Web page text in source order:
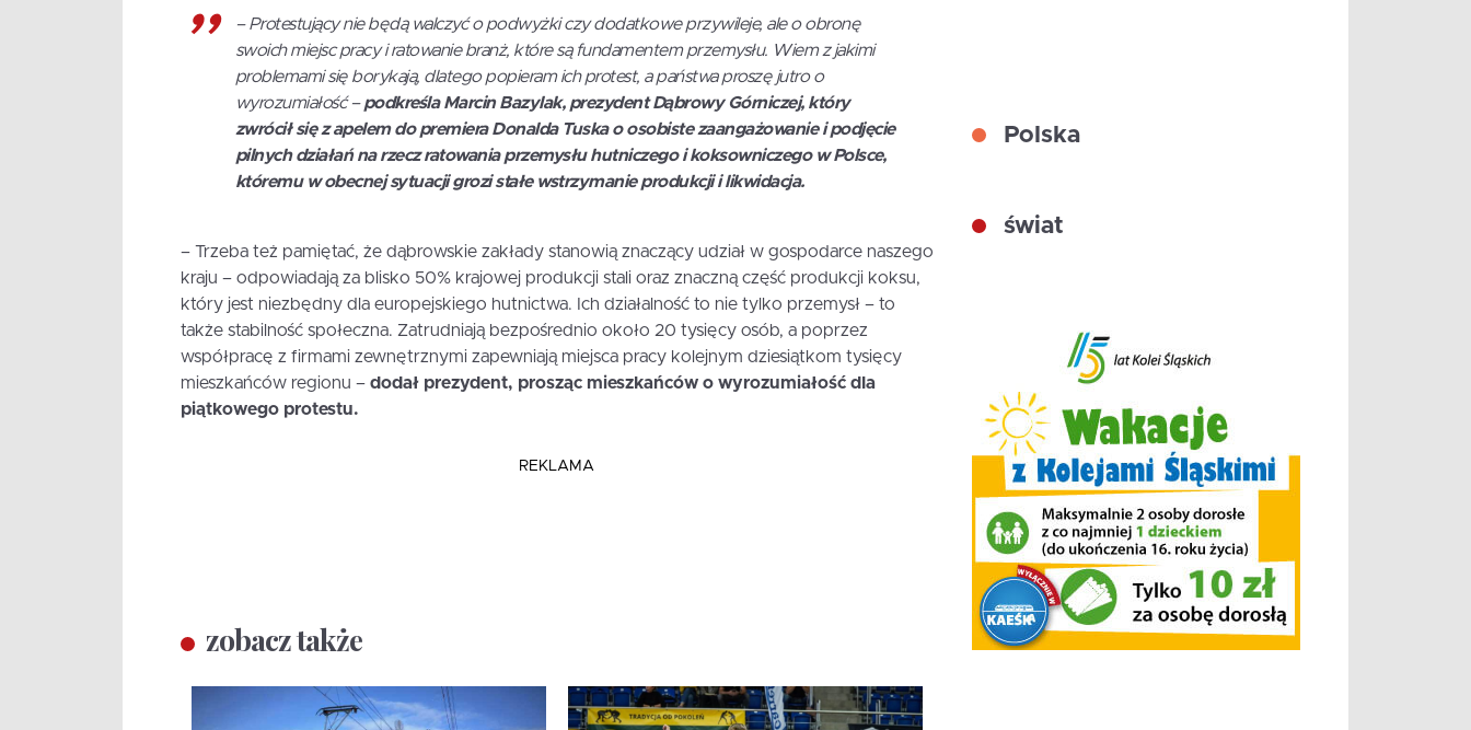
– Protestujący nie będą walczyć o podwyżki czy dodatkowe przywileje, ale o obronę
swoich miejsc pracy i ratowanie branż, które są fundamentem przemysłu. Wiem z jakimi
problemami się borykają, dlatego popieram ich protest, a państwa proszę jutro o
wyrozumiałość –podkreśla Marcin Bazylak, prezydent Dąbrowy Górniczej, który
zwrócił się z apelem do premiera Donalda Tuska o osobiste zaangażowanie i podjęcie
pilnych działań na rzecz ratowania przemysłu hutniczego i koksowniczego w Polsce,
któremu w obecnej sytuacji grozi stałe wstrzymanie produkcji i likwidacja.
– Trzeba też pamiętać, że dąbrowskie zakłady stanowią znaczący udział w gospodarce naszego
kraju – odpowiadają za blisko 50% krajowej produkcji stali oraz znaczną część produkcji koksu,
który jest niezbędny dla europejskiego hutnictwa. Ich działalność to nie tylko przemysł – to
także stabilność społeczna. Zatrudniają bezpośrednio około 20 tysięcy osób, a poprzez
współpracę z firmami zewnętrznymi zapewniają miejsca pracy kolejnym dziesiątkom tysięcy
mieszkańców regionu – dodał prezydent, prosząc mieszkańców o wyrozumiałość dla
piątkowego protestu.
REKLAMA
zobacz także
Polska
świat